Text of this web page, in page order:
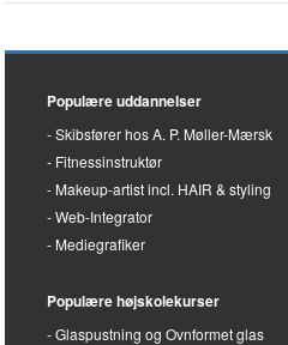
Populære uddannelser
Skibsfører hos A. P. Møller-Mærsk
Fitnessinstruktør
Makeup-artist incl. HAIR & styling
Web-Integrator
Mediegrafiker
Populære højskolekurser
Glaspustning og Ovnformet glas